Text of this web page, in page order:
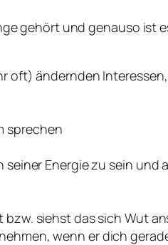
gehört und genauso
oft) ändernden
sprechen
Energie zu sein
siehst das sich Wut
wenn er dich